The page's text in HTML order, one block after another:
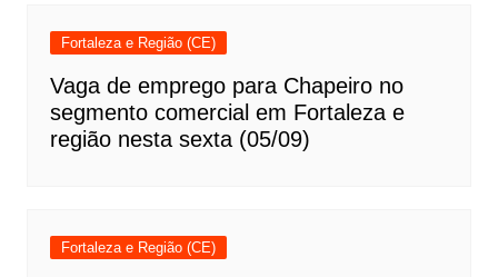
Fortaleza e Região (CE)
Vaga de emprego para Chapeiro no
segmento comercial em Fortaleza e
região nesta sexta (05/09)
Fortaleza e Região (CE)